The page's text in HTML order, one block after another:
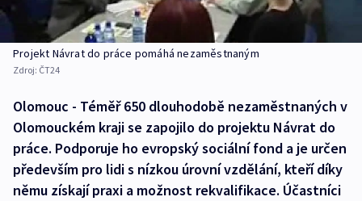
Projekt Návrat do práce pomáhá nezaměstnaným
Zdroj: ČT24
Olomouc - Téměř 650 dlouhodobě nezaměstnaných v
Olomouckém kraji se zapojilo do projektu Návrat do
práce. Podporuje ho evropský sociální fond a je určen
především pro lidi s nízkou úrovní vzdělání, kteří díky
němu získají praxi a možnost rekvalifikace. Účastníci